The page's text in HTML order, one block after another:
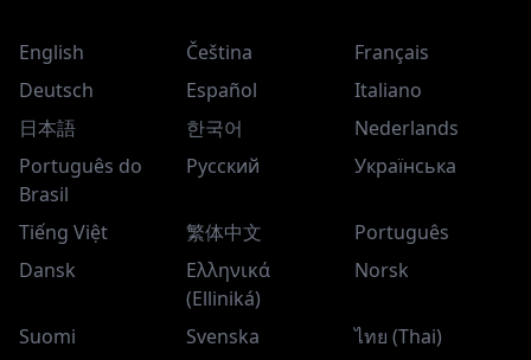
English Čeština
Français
Deutsch
Español
Italiano
日本語
한국어
Nederlands
Português do
Brasil
Русский Українська
Tiếng Việt 繁体中文
Português
Dansk
Ελληνικά
(Elliniká)
Norsk
Suomi Svenska
ไทย (Thai)